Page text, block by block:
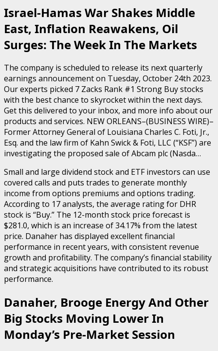
Israel-Hamas War Shakes Middle
East, Inflation Reawakens, Oil
Surges: The Week In The Markets
The company is scheduled to release its next quarterly
earnings announcement on Tuesday, October 24th 2023.
Our experts picked 7 Zacks Rank #1 Strong Buy stocks
with the best chance to skyrocket within the next days.
Get this delivered to your inbox, and more info about our
products and services. NEW ORLEANS–(BUSINESS WIRE)–
Former Attorney General of Louisiana Charles C. Foti, Jr.,
Esq. and the law firm of Kahn Swick & Foti, LLC (“KSF”) are
investigating the proposed sale of Abcam plc (Nasda…
Small and large dividend stock and ETF investors can use
covered calls and puts trades to generate monthly
income from options premiums and options trading.
According to 17 analysts, the average rating for DHR
stock is “Buy.” The 12-month stock price forecast is
$281.0, which is an increase of 34.17% from the latest
price. Danaher has displayed excellent financial
performance in recent years, with consistent revenue
growth and profitability. The company’s financial stability
and strategic acquisitions have contributed to its robust
performance.
Danaher, Brooge Energy And Other
Big Stocks Moving Lower In
Monday’s Pre-Market Session